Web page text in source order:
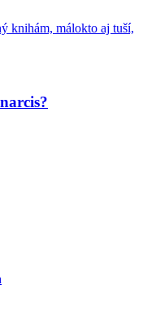
knihám, málokto aj tuší,